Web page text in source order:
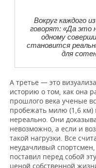
Вокруг каждого
говорят: «Да это
одному
становится
для
А третье — это
историю о том, как она
прошлого века ученые
пробежать милю (1,6
нереально. Они
невозможно, а если и
такой нагрузки. Все
неудачливый
поставил перед собой
ценой собственной